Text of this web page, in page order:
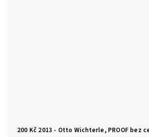
200 Kč 2013 - Otto Wichterle, PROOF bez